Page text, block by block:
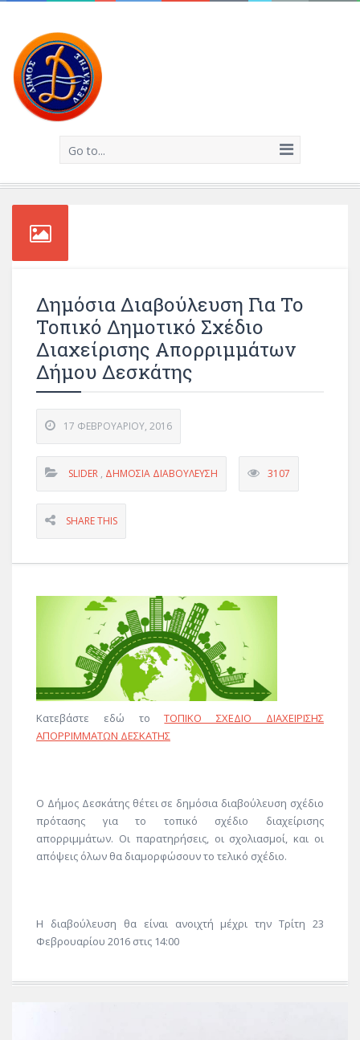
Go to...
Δημόσια Διαβούλευση Για Το
Τοπικό Δημοτικό Σχέδιο
Διαχείρισης Απορριμμάτων
Δήμου Δεσκάτης
17 ΦΕΒΡΟΥΑΡΊΟΥ, 2016
SLIDER , ΔΗΜΌΣΙΑ ΔΙΑΒΟΎΛΕΥΣΗ 3107
SHARE THIS
Κατεβάστε εδώ τοΤΟΠΙΚΟ ΣΧΕΔΙΟ ΔΙΑΧΕΙΡΙΣΗΣ
ΑΠΟΡΡΙΜΜΑΤΩΝ ΔΕΣΚΑΤΗΣ
Ο Δήμος Δεσκάτης θέτει σε δημόσια διαβούλευση σχέδιο
πρότασης για το τοπικό σχέδιο διαχείρισης
απορριμμάτων. Οι παρατηρήσεις, οι σχολιασμοί, και οι
απόψεις όλων θα διαμορφώσουν το τελικό σχέδιο.
Η διαβούλευση θα είναι ανοιχτή μέχρι την Τρίτη 23
Φεβρουαρίου 2016 στις 14:00